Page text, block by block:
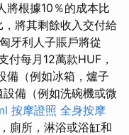
將根據10％的成本比
將其剩餘收入交付給
牙利人子賬戶將從
付每月12萬款HUF，
備（例如冰箱，爐子
備（例如洗碗機或微
按摩證照 全身按摩
廁所，淋浴或浴缸和